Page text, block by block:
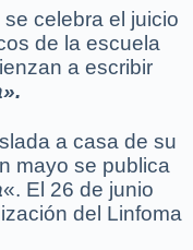
celebra el juicio
de la escuela
a escribir
a casa de su
mayo se publica
«. El 26 de junio
del Linfoma